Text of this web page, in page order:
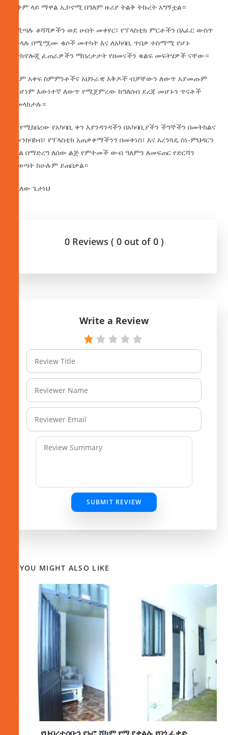
ጥቅም ላይ ማዋል ኢኮኖሚ በዓለም ዙሪያ ትልቅ ትኩረት አግኝቷል።
የሚጣሉ ቆሻሻዎችን ወደ ሀብት መቀየር፣ የፕላስቲክ ምርቶችን በአፈር ውስጥ
በቀላሉ በሚሟሙ ቁሶች መተካት እና ለአካባቢ ጥበቃ ተስማሚ የሆኑ
የቴክኖሎጂ ፈጠራዎችን ማበረታታት የዘመናችን ቁልፍ መፍትሄዎች ናቸው።
ዓለም አቀፍ ስምምነቶችና አህጉራዊ እቅዶች ብቻቸውን ለውጥ አያመጡም
ስለሆነም እውነተኛ ለውጥ የሚጀምረው ከግለሰብ ደረጃ መሆኑን ጥናቶች
ያመላክታሉ።
ነገ የሚከበረው የአካባቢ ቀን እያንዳንዳችን በአካባቢያችን ችግኞችን በመትከልና
በመንከባከብ፣ የፕላስቲክ አጠቃቀማችንን በመቀነስ፣ እና አረንጓዴ ስነ-ምህዳርን
ባህል በማድረግ ለሰው ልጅ የምትመች ውብ ዓለምን ለመፍጠር የድርሻን
መወጣት ከሁሉም ይጠበቃል።
በያለው ጌታነህ
0 Reviews ( 0 out of 0 )
Write a Review
SUBMIT REVIEW
YOU MIGHT ALSO LIKE